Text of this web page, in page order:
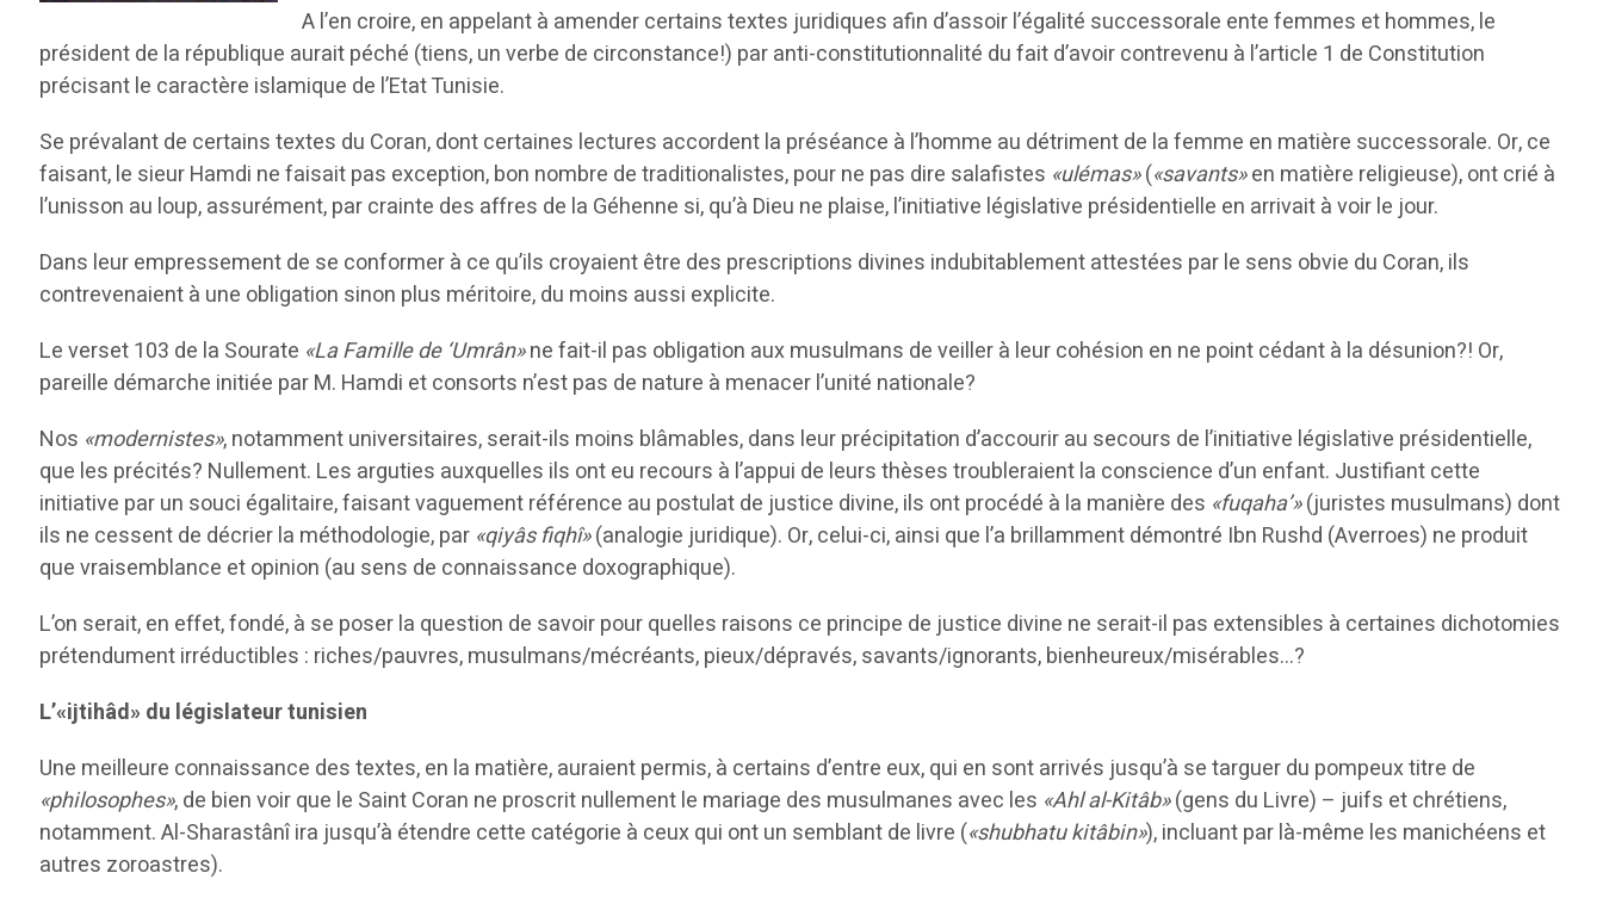
A l’en croire, en appelant à amender certains textes juridiques afin d’assoir l’égalité successorale ente femmes et hommes, le
président de la république aurait péché (tiens, un verbe de circonstance!) par anti-constitutionnalité du fait d’avoir contrevenu à l’article 1 de Constitution
précisant le caractère islamique de l’Etat Tunisie.
Se prévalant de certains textes du Coran, dont certaines lectures accordent la préséance à l’homme au détriment de la femme en matière successorale. Or, ce
faisant, le sieur Hamdi ne faisait pas exception, bon nombre de traditionalistes, pour ne pas dire salafistes «ulémas»(«savants»en matière religieuse), ont crié à
l’unisson au loup, assurément, par crainte des affres de la Géhenne si, qu’à Dieu ne plaise, l’initiative législative présidentielle en arrivait à voir le jour.
Dans leur empressement de se conformer à ce qu’ils croyaient être des prescriptions divines indubitablement attestées par le sens obvie du Coran, ils
contrevenaient à une obligation sinon plus méritoire, du moins aussi explicite.
Le verset 103 de la Sourate «La Famille de ‘Umrân»ne fait-il pas obligation aux musulmans de veiller à leur cohésion en ne point cédant à la désunion?! Or,
pareille démarche initiée par M. Hamdi et consorts n’est pas de nature à menacer l’unité nationale?
Nos «modernistes», notamment universitaires, serait-ils moins blâmables, dans leur précipitation d’accourir au secours de l’initiative législative présidentielle,
que les précités? Nullement. Les arguties auxquelles ils ont eu recours à l’appui de leurs thèses troubleraient la conscience d’un enfant. Justifiant cette
initiative par un souci égalitaire, faisant vaguement référence au postulat de justice divine, ils ont procédé à la manière des «fuqaha’»(juristes musulmans) dont
ils ne cessent de décrier la méthodologie, par «qiyâs fiqhî»(analogie juridique). Or, celui-ci, ainsi que l’a brillamment démontré Ibn Rushd (Averroes) ne produit
que vraisemblance et opinion (au sens de connaissance doxographique).
L’on serait, en effet, fondé, à se poser la question de savoir pour quelles raisons ce principe de justice divine ne serait-il pas extensibles à certaines dichotomies
prétendument irréductibles : riches/pauvres, musulmans/mécréants, pieux/dépravés, savants/ignorants, bienheureux/misérables…?
L’«ijtihâd» du législateur tunisien
Une meilleure connaissance des textes, en la matière, auraient permis, à certains d’entre eux, qui en sont arrivés jusqu’à se targuer du pompeux titre de
«philosophes», de bien voir que le Saint Coran ne proscrit nullement le mariage des musulmanes avec les «Ahl al-Kitâb»(gens du Livre) – juifs et chrétiens,
notamment. Al-Sharastânî ira jusqu’à étendre cette catégorie à ceux qui ont un semblant de livre («shubhatu kitâbin»), incluant par là-même les manichéens et
autres zoroastres).